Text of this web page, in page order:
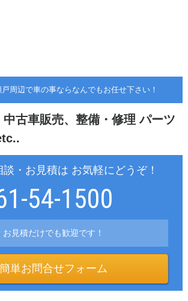
周辺で車の事ならなんでもお任せ下さい！
古車販売、整備・修理 パーツ
・お見積は お気軽にどうぞ！
54-1500
お見積だけでも歓迎です！
簡単お問合せフォーム